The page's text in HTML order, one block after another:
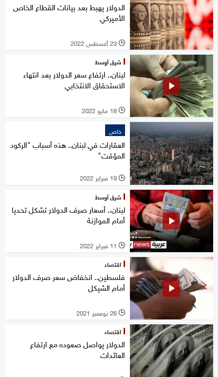
الدولار يهبط بعد بيانات القطاع الخاص
الأميركي
l 23 أغسطس 2022
شرق أوسط
لبنان.. ارتفاع سعر الدولار بعد انتهاء
الاستحقاق الانتخابي
l 18 مايو 2022
خاص
العقارات في لبنان.. هذه أسباب "الركود
المؤقت"
l 19 فبراير 2022
شرق أوسط
لبنان.. أسعار صرف الدولار تشكل تحديا
أمام الموازنة
l 11 فبراير 2022
اقتصاد
فلسطين.. انخفاض سعر صرف الدولار
أمام الشيكل
l 26 نوفمبر 2021
اقتصاد
الدولار يواصل صعوده مع ارتفاع
العائدات